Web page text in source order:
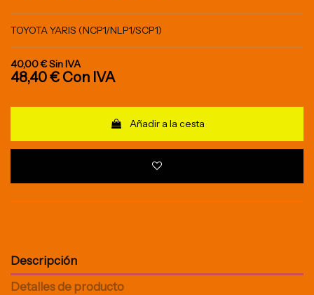
TOYOTA YARIS (NCP1/NLP1/SCP1)
40,00 €Sin IVA
48,40 € Con IVA
Añadir a la cesta
Descripción
Detalles de producto